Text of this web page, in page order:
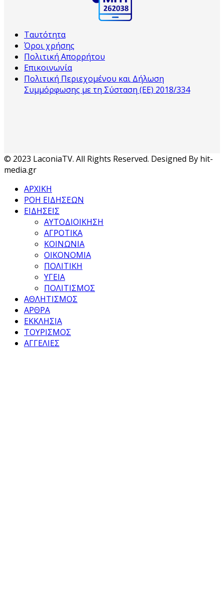
Ταυτότητα
Όροι χρήσης
Πολιτική Απορρήτου
Επικοινωνία
Πολιτική Περιεχομένου και Δήλωση
Συμμόρφωσης με τη Σύσταση (ΕΕ) 2018/334
© 2023 LaconiaTV. All Rights Reserved. Designed By hit-
media.gr
ΑΡΧΙΚΗ
ΡΟΗ ΕΙΔΗΣΕΩΝ
ΕΙΔΗΣΕΙΣ
ΑΥΤΟΔΙΟΙΚΗΣΗ
ΑΓΡΟΤΙΚΑ
ΚΟΙΝΩΝΙΑ
ΟΙΚΟΝΟΜΙΑ
ΠΟΛΙΤΙΚΗ
ΥΓΕΙΑ
ΠΟΛΙΤΙΣΜΟΣ
ΑΘΛΗΤΙΣΜΟΣ
ΑΡΘΡΑ
ΕΚΚΛΗΣΙΑ
ΤΟΥΡΙΣΜΟΣ
ΑΓΓΕΛΙΕΣ